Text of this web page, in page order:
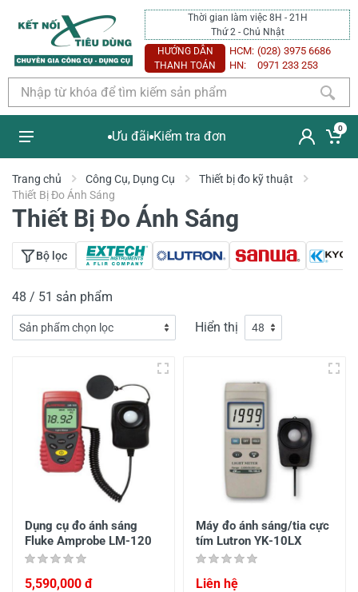
Thời gian làm việc 8H - 21H
Thứ 2 - Chủ Nhật
HƯỚNG DẪN
THANH TOÁN
HCM: (028) 3975 6686
HN:
0971 233 253
Ưu đãi Kiểm tra đơn
0
Trang chủ Công Cụ, Dụng Cụ
Thiết bị đo kỹ thuật
Thiết Bị Đo Ánh Sáng
Thiết Bị Đo Ánh Sáng
Bộ lọc
48 / 51 sản phẩm
Hiển thị
Dụng cụ đo ánh sáng
Fluke Amprobe LM-120
5,590,000 đ
Máy đo ánh sáng/tia cực
tím Lutron YK-10LX
Liên hệ